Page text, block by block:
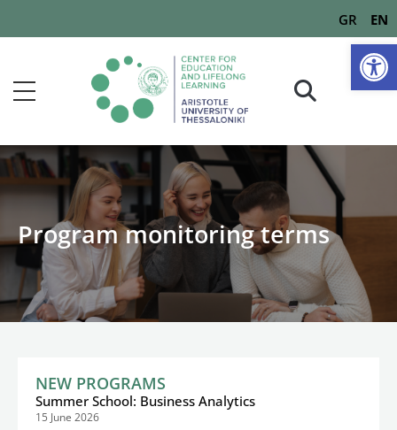
GR EN
Program monitoring terms
NEW PROGRAMS
Summer School: Business Analytics
15 June 2026